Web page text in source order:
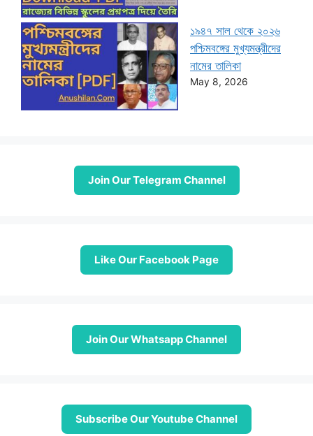
১৯৪৭ সাল থেকে ২০২৬
পশ্চিমবঙ্গের মুখ্যমন্ত্রীদের
নামের তালিকা
May 8, 2026
Join Our Telegram Channel
Like Our Facebook Page
Join Our Whatsapp Channel
Subscribe Our Youtube Channel